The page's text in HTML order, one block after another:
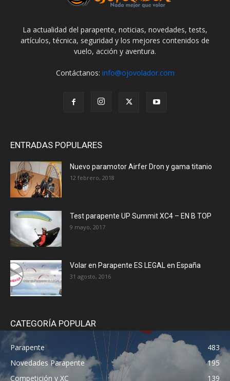
La actualidad del parapente, noticias, novedades, tests,
artículos, técnica, seguridad y los mejores contenidos de
vuelo, acción y aventura.
Contáctanos: info@ojovolador.com
ENTRADAS POPULARES
Nuevo paramotor Airfer Dron y gama titanio
12 febrero, 2018
Test parapente UP Summit XC4 – EN B TOP
9 mayo, 2017
Volar en Parapente ES LEGAL en España
31 agosto, 2016
CATEGORÍA POPULAR
Parapente
483
Novedades Parapente
195
Competición y XC
139